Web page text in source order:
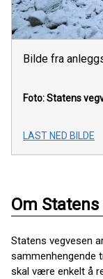
Bilde fra
Foto: Statens
LAST NED BILDE
Om
Statens vegvesen
sammenhengende
skal være enkelt å